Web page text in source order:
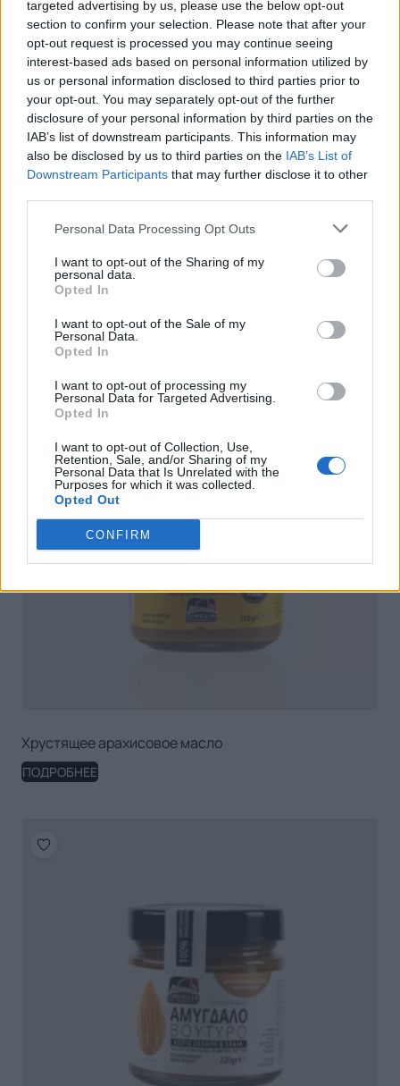
targeted advertising by us, please use the below opt-out
section to confirm your selection. Please note that after your
opt-out request is processed you may continue seeing
interest-based ads based on personal information utilized by
us or personal information disclosed to third parties prior to
your opt-out. You may separately opt-out of the further
disclosure of your personal information by third parties on the
IAB’s list of downstream participants. This information may
also be disclosed by us to third parties on the IAB’s List of
Downstream Participants that may further disclose it to other
Personal Data Processing Opt Outs
I want to opt-out of the Sharing of my
personal data.
Opted In
I want to opt-out of the Sale of my
Personal Data.
Opted In
I want to opt-out of processing my
Personal Data for Targeted Advertising.
Opted In
I want to opt-out of Collection, Use,
Retention, Sale, and/or Sharing of my
Personal Data that Is Unrelated with the
Purposes for which it was collected.
Opted Out
CONFIRM
Масло из лесного ореха
Хрустящее арахисовое масло
ПОДРОБНЕЕ